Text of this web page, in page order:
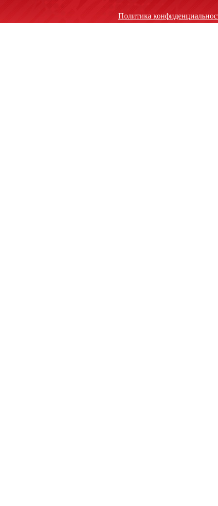
Политика